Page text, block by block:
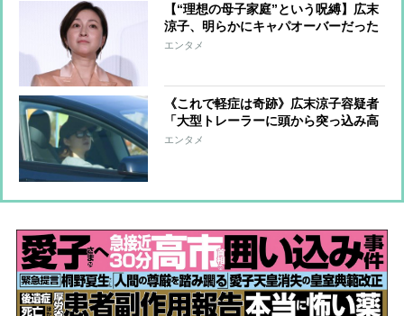
【“理想の母子家庭”という呪縛】広末
涼子、明らかにキャパオーバーだった
独立後の働きぶり 事故の数日前から
エンタメ
《これで軽症は奇跡》広末涼子容疑者
「大型トレーラーに頭から突っ込み高
級車が大破」本人は車線に飛び出しマ
エンタメ